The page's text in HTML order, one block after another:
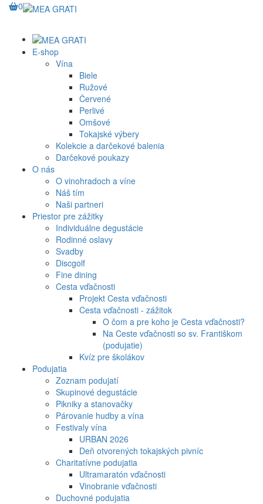
0
E-shop
Vína
Biele
Ružové
Červené
Perlivé
Omšové
Tokajské výbery
Kolekcie a darčekové balenia
Darčekové poukazy
O nás
O vinohradoch a víne
Náš tím
Naši partneri
Priestor pre zážitky
Individuálne degustácie
Rodinné oslavy
Svadby
Discgolf
Fine dining
Cesta vďačnosti
Projekt Cesta vďačnosti
Cesta vďačnosti - zážitok
O čom a pre koho je Cesta vďačnosti?
Na Ceste vďačnosti so sv. Františkom
(podujatie)
Kvíz pre školákov
Podujatia
Zoznam podujatí
Skupinové degustácie
Pikniky a stanovačky
Párovanie hudby a vína
Festivaly vína
URBAN 2026
Deň otvorených tokajských pivníc
Charitatívne podujatia
Ultramaratón vďačnosti
Vinobranie vďačnosti
Duchovné podujatia